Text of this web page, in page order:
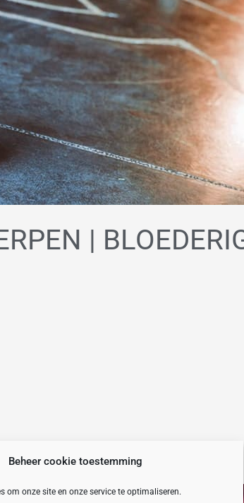
Beheer cookie toestemming
om onze site en onze service te optimaliseren.
|